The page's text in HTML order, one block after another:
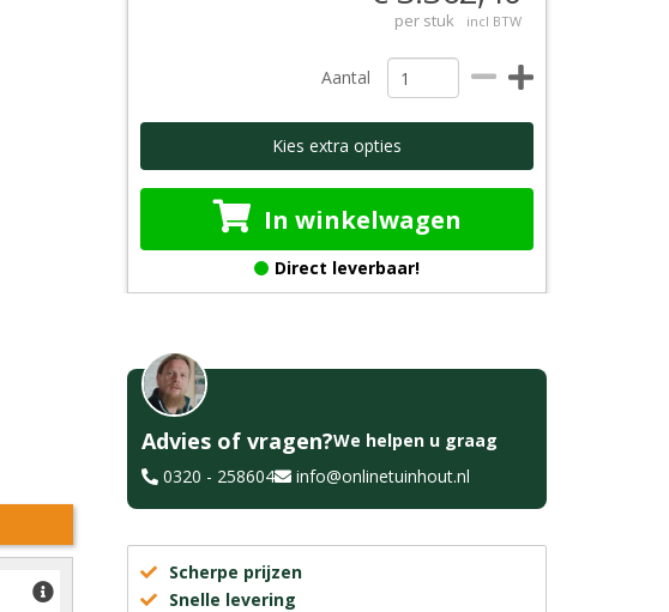
per stuk incl BTW
Aantal
Kies extra opties
In winkelwagen
Direct leverbaar!
Advies of vragen?We helpen u graag
0320 - 258604
info@onlinetuinhout.nl
Scherpe prijzen
Snelle levering